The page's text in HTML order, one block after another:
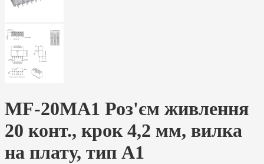
MF-20MA1 Роз'єм живлення
20 конт., крок 4,2 мм, вилка
на плату, тип A1